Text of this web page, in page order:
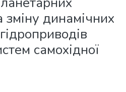
зміну динамічних
самохідної